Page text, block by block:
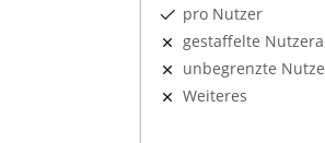
pro Nutzer
gestaffelte
unbegrenzte
Weiteres